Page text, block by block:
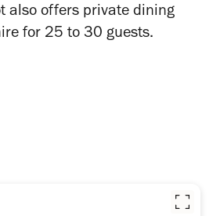
also offers private dining
for 25 to 30 guests.